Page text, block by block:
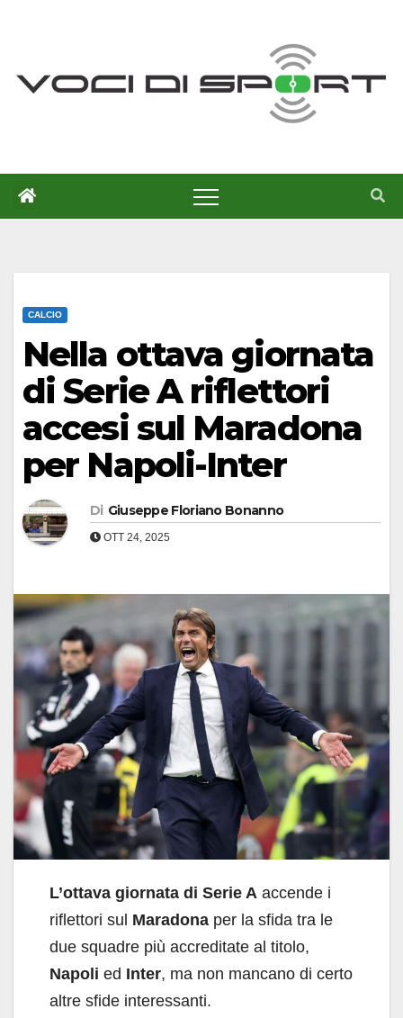
CALCIO
Nella ottava giornata
di Serie A riflettori
accesi sul Maradona
per Napoli-Inter
Di Giuseppe Floriano Bonanno
OTT 24, 2025
L’ottava giornata di Serie A accende i
riflettori sul Maradona per la sfida tra le
due squadre più accreditate al titolo,
Napoli ed Inter, ma non mancano di certo
altre sfide interessanti.